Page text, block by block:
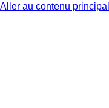
Aller au contenu principal